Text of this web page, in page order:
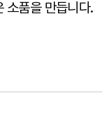
소품을 만듭니다.